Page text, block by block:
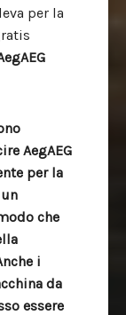
per la
AegAEG
per la
che
i
da
essere